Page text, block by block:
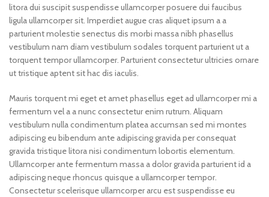
litora dui suscipit suspendisse ullamcorper posuere dui faucibus
ligula ullamcorper sit. Imperdiet augue cras aliquet ipsum a a
parturient molestie senectus dis morbi massa nibh phasellus
vestibulum nam diam vestibulum sodales torquent parturient ut a
torquent tempor ullamcorper. Parturient consectetur ultricies ornare
ut tristique aptent sit hac dis iaculis.
Mauris torquent mi eget et amet phasellus eget ad ullamcorper mi a
fermentum vel a a nunc consectetur enim rutrum. Aliquam
vestibulum nulla condimentum platea accumsan sed mi montes
adipiscing eu bibendum ante adipiscing gravida per consequat
gravida tristique litora nisi condimentum lobortis elementum.
Ullamcorper ante fermentum massa a dolor gravida parturient id a
adipiscing neque rhoncus quisque a ullamcorper tempor.
Consectetur scelerisque ullamcorper arcu est suspendisse eu